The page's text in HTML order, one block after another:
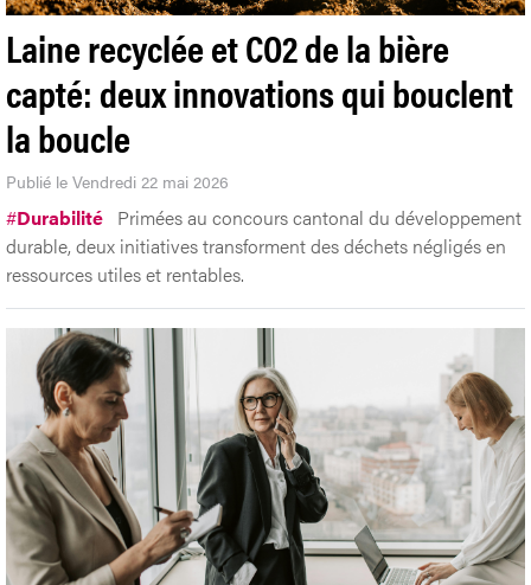
Laine recyclée et CO2 de la bière
capté: deux innovations qui bouclent
la boucle
Publié le Vendredi 22 mai 2026
#Durabilité Primées au concours cantonal du développement
durable, deux initiatives transforment des déchets négligés en
ressources utiles et rentables.